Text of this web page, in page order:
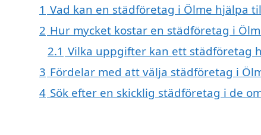
1 Vad kan en städföretag i Ölme hjälpa
2 Hur mycket kostar en städföretag i
2.1 Vilka uppgifter kan ett städföretag
3 Fördelar med att välja städföretag i
4 Sök efter en skicklig städföretag i de